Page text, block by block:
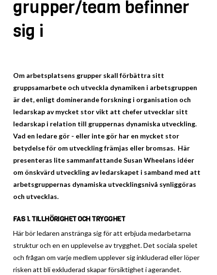
grupper/team befinner
sig i
Om arbetsplatsens grupper skall förbättra sitt
gruppsamarbete och utveckla dynamiken i arbetsgruppen
är det, enligt dominerande forskning i organisation och
ledarskap av mycket stor vikt att chefer utvecklar sitt
ledarskap i relation till gruppernas dynamiska utveckling.
Vad en ledare gör - eller inte gör har en mycket stor
betydelse för om utveckling främjas eller bromsas. Här
presenteras lite sammanfattande Susan Wheelans idéer
om önskvärd utveckling av ledarskapet i samband med att
arbetsgruppernas dynamiska utvecklingsnivå synliggöras
och utvecklas.
FAS 1. TILLHÖRIGHET OCH TRYGGHET
Här bör ledaren anstränga sig för att erbjuda medarbetarna
struktur och en en upplevelse av trygghet. Det sociala spelet
och frågan om varje medlem upplever sig inkluderad eller löper
risken att bli exkluderad skapar försiktighet i agerandet.